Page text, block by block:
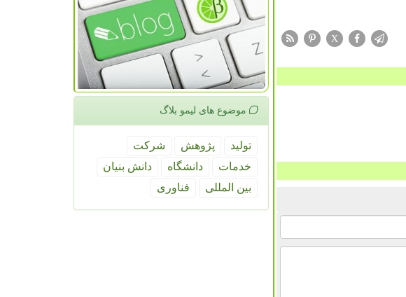
X
موضوع های لیمو بلاگ
تولید پژوهش
شركت
خدمات
دانشگاه
دانش بنیان
بین المللی
فناوری